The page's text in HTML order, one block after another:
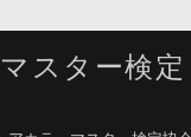
スター検定